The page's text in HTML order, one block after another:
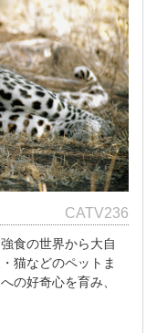
CATV236
食の世界から大自
猫などのペットま
の好奇心を育み、